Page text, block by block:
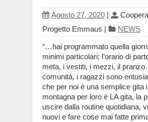
Agosto 27, 2020 |
Progetto Emmaus | NEWS
“…hai programmato quella
minimi particolari: l’orario di
meta, i vestiti, i mezzi, il
comunità, i ragazzi sono
che per noi è una semplice gita
montagna per loro è LA gita, la
uscire dalla routine quotidiana,
nuovi e fare cose mai fatte